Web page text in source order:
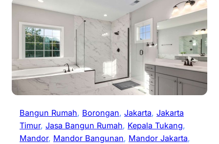
Bangun Rumah, Borongan, Jakarta, Jakarta
Timur, Jasa Bangun Rumah, Kepala Tukang
Mandor, Mandor Bangunan, Mandor Jakarta